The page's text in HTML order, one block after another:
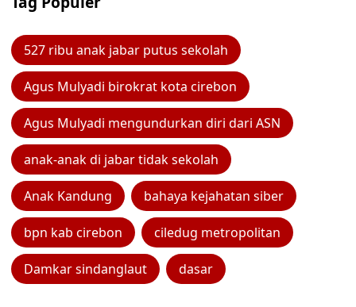
527 ribu anak jabar putus sekolah
Agus Mulyadi birokrat kota cirebon
Agus Mulyadi mengundurkan diri dari ASN
anak-anak di jabar tidak sekolah
Anak Kandung bahaya kejahatan siber
bpn kab cirebon ciledug metropolitan
Damkar sindanglaut dasar